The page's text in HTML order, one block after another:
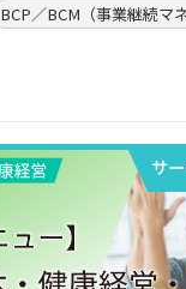
BCP／BCM（事業継続マ
サ